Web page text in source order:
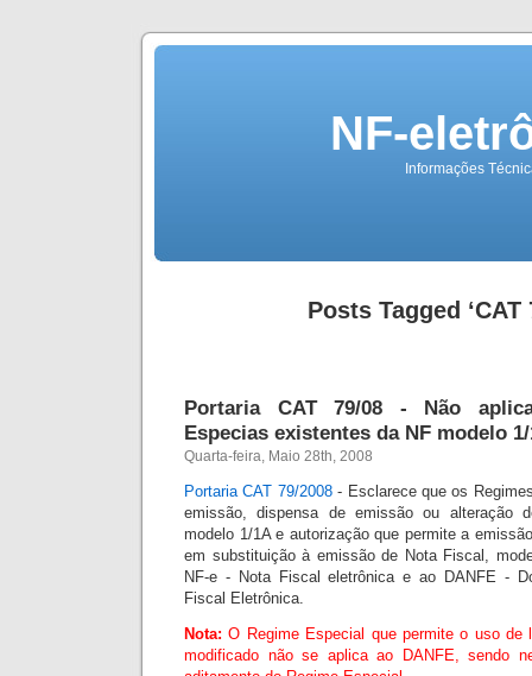
NF-
Informações
Posts Tagged ‘CAT
Portaria CAT 79/08 - Não
Especias existentes da NF modelo 1/
Quarta-feira, Maio 28th, 2008
Portaria CAT 79/2008- Esclarece que os
emissão, dispensa de emissão ou alteração
modelo 1/1A e autorização que permite a
em substituição à emissão de Nota Fiscal,
NF-e - Nota Fiscal eletrônica e ao DANFE -
Fiscal Eletrônica.
Nota:O Regime Especial que permite o uso de
modificado não se aplica ao DANFE, sendo